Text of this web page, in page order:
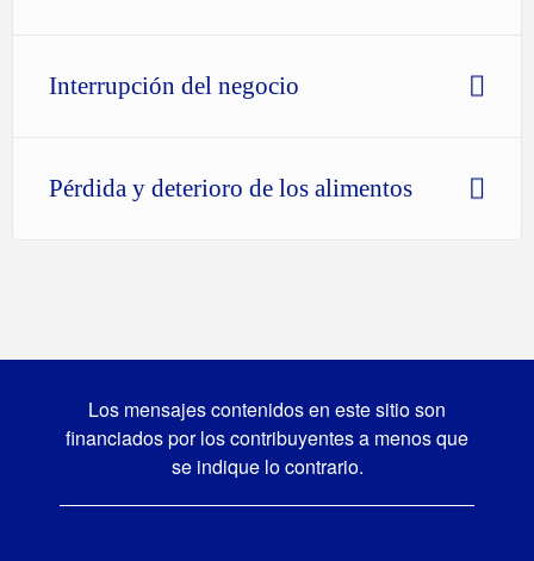
Interrupción del negocio
Pérdida y deterioro de los alimentos
Los mensajes contenidos en este sitio son
financiados por los contribuyentes a menos que
se indique lo contrario.